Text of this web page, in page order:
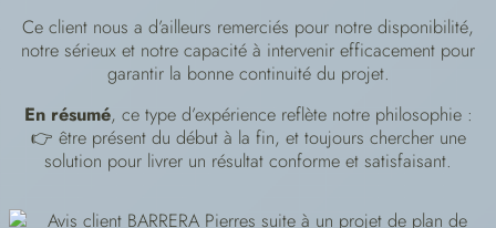
Ce client nous a d’ailleurs remerciés pour notre disponibilité,
notre sérieux et notre capacité à intervenir efficacement pour
garantir la bonne continuité du projet.
En résumé, ce type d’expérience reflète notre philosophie :
👉 être présent du début à la fin, et toujours chercher une
solution pour livrer un résultat conforme et satisfaisant.